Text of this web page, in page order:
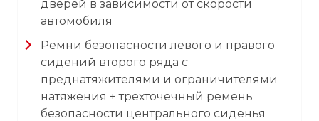
дверей в зависимости от скорости
автомобиля
Ремни безопасности левого и правого
сидений второго ряда с
преднатяжителями и ограничителями
натяжения + трехточечный ремень
безопасности центрального сиденья